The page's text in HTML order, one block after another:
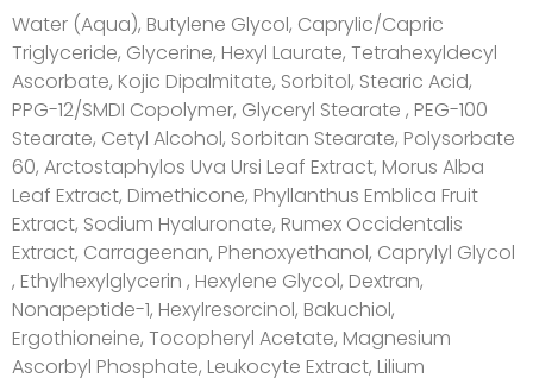
Water (Aqua), Butylene Glycol, Caprylic/Capric
Triglyceride, Glycerine, Hexyl Laurate, Tetrahexyldecyl
Ascorbate, Kojic Dipalmitate, Sorbitol, Stearic Acid,
PPG-12/SMDI Copolymer, Glyceryl Stearate , PEG-100
Stearate, Cetyl Alcohol, Sorbitan Stearate, Polysorbate
60, Arctostaphylos Uva Ursi Leaf Extract, Morus Alba
Leaf Extract, Dimethicone, Phyllanthus Emblica Fruit
Extract, Sodium Hyaluronate, Rumex Occidentalis
Extract, Carrageenan, Phenoxyethanol, Caprylyl Glycol
, Ethylhexylglycerin , Hexylene Glycol, Dextran,
Nonapeptide-1, Hexylresorcinol, Bakuchiol,
Ergothioneine, Tocopheryl Acetate, Magnesium
Ascorbyl Phosphate, Leukocyte Extract, Lilium